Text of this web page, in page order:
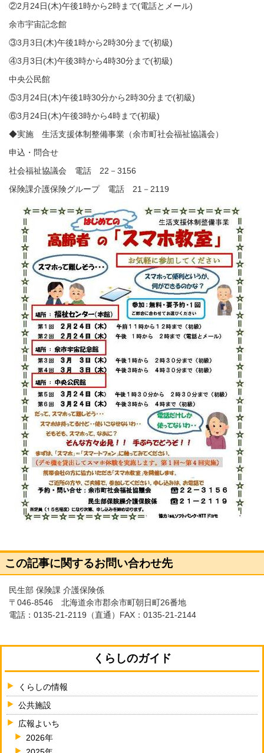
②2月24日(木)午後1時から2時まで(電話とメール)
余市宇宙記念館
③3月3日(木)午後1時から2時30分まで(初級)
④3月3日(木)午後3時から4時30分まで(初級)
中央公民館
⑤3月24日(木)午後1時30分から2時30分まで(初級)
⑥3月24日(木)午後3時から4時まで(初級)
◆実施 生活支援体制整備事業（余市町社会福祉協議会）
申込・問合せ
社会福祉協議会 電話 22－3156
保険課介護保険グループ 電話 21－2119
この記事に関するお問い合わせ先
民生部 保険課 介護保険係
〒046-8546 北海道余市郡余市町朝日町26番地
電話： 0135-21-2119 （直通）FAX：0135-21-2144
くらしのガイド
くらしの情報
公共施設
広報よいち
2026年